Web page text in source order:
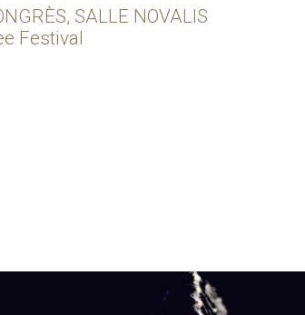
SALLE NOVALIS
Festival